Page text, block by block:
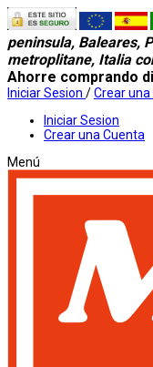
peninsula, Baleares,
metroplitane, Italia
Ahorre comprando
Iniciar Sesion /Crear una
Iniciar Sesion
Crear una Cuenta
Menú